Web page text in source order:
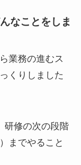
なことをしま
業務の進むス
くりしました
研修の次の段階
までやること